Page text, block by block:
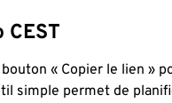
« Copier le lien »
simple permet de